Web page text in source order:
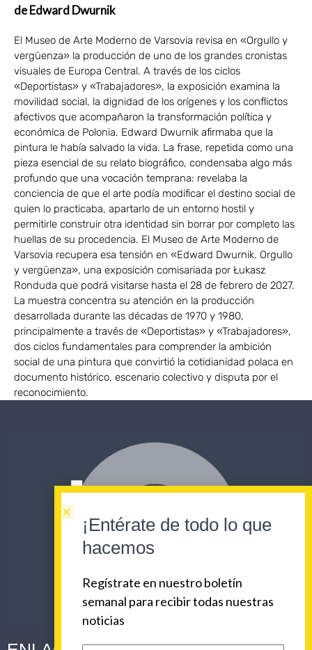
de Edward Dwurnik
El Museo de Arte Moderno de Varsovia revisa en «Orgullo y
vergüenza» la producción de uno de los grandes cronistas
visuales de Europa Central. A través de los ciclos
«Deportistas» y «Trabajadores», la exposición examina la
movilidad social, la dignidad de los orígenes y los conflictos
afectivos que acompañaron la transformación política y
económica de Polonia. Edward Dwurnik afirmaba que la
pintura le había salvado la vida. La frase, repetida como una
pieza esencial de su relato biográfico, condensaba algo más
profundo que una vocación temprana: revelaba la
conciencia de que el arte podía modificar el destino social de
quien lo practicaba, apartarlo de un entorno hostil y
permitirle construir otra identidad sin borrar por completo las
huellas de su procedencia. El Museo de Arte Moderno de
Varsovia recupera esa tensión en «Edward Dwurnik. Orgullo
y vergüenza», una exposición comisariada por Łukasz
Ronduda que podrá visitarse hasta el 28 de febrero de 2027.
La muestra concentra su atención en la producción
desarrollada durante las décadas de 1970 y 1980,
principalmente a través de «Deportistas» y «Trabajadores»,
dos ciclos fundamentales para comprender la ambición
social de una pintura que convirtió la cotidianidad polaca en
documento histórico, escenario colectivo y disputa por el
reconocimiento.
¡Entérate de todo lo que
hacemos
Regístrate en nuestro boletín
semanal para recibir todas nuestras
noticias